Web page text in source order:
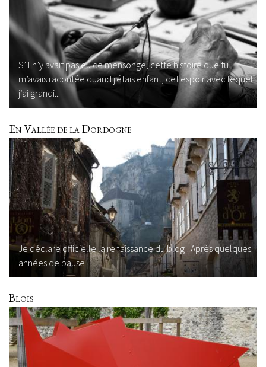
S’il n’y avait pas eu ce mensonge, cette histoire que tu
m’avais racontée quand j'étais enfant, cet espoir avec lequel
j’ai grandi...
En Vallée de la Dordogne
Je déclare officielle la renaissance du blog ! Après quelques
années de pause
Blois